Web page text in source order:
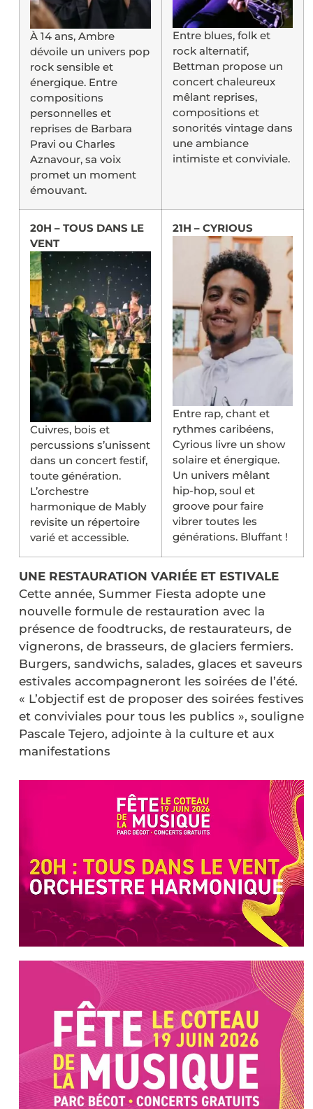
À 14 ans, Ambre
dévoile un univers pop
rock sensible et
énergique. Entre
compositions
personnelles et
reprises de Barbara
Pravi ou Charles
Aznavour, sa voix
promet un moment
émouvant.
Entre blues, folk et
rock alternatif,
Bettman propose un
concert chaleureux
mêlant reprises,
compositions et
sonorités vintage dans
une ambiance
intimiste et conviviale.
20H – TOUS DANS LE
VENT
Cuivres, bois et
percussions s’unissent
dans un concert festif,
toute génération.
L’orchestre
harmonique de Mably
revisite un répertoire
varié et accessible.
21H – CYRIOUS
Entre rap, chant et
rythmes caribéens,
Cyrious livre un show
solaire et énergique.
Un univers mêlant
hip-hop, soul et
groove pour faire
vibrer toutes les
générations. Bluffant !
UNE RESTAURATION VARIÉE ET ESTIVALE
Cette année, Summer Fiesta adopte une
nouvelle formule de restauration avec la
présence de foodtrucks, de restaurateurs, de
vignerons, de brasseurs, de glaciers fermiers.
Burgers, sandwichs, salades, glaces et saveurs
estivales accompagneront les soirées de l’été.
« L’objectif est de proposer des soirées festives
et conviviales pour tous les publics », souligne
Pascale Tejero, adjointe à la culture et aux
manifestations